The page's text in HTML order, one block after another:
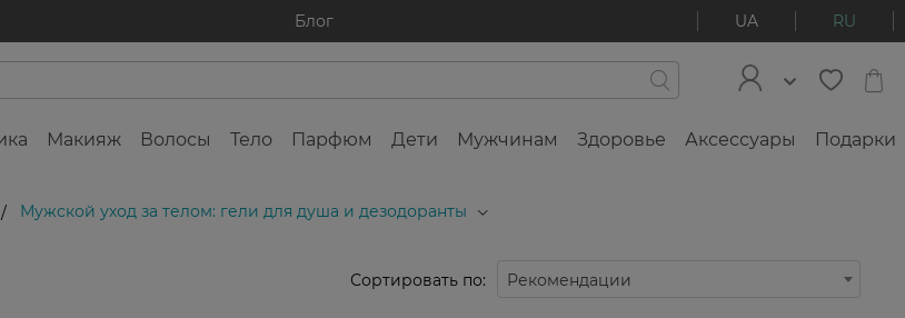
Блог UA RU
Макияж Волосы Тело Парфюм Дети Мужчинам Здоровье Аксессуары Подарки
/ Мужской уход за телом: гели для душа и дезодоранты
Сортировать по: Рекомендации